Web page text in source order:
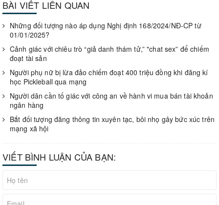
BÀI VIẾT LIÊN QUAN
Những đối tượng nào áp dụng Nghị định 168/2024/NĐ-CP từ
01/01/2025?
Cảnh giác với chiêu trò “giả danh thám tử,” "chat sex” để chiếm
đoạt tài sản
Người phụ nữ bị lừa đảo chiếm đoạt 400 triệu đồng khi đăng kí
học Pickleball qua mạng
Người dân cần tố giác với công an về hành vi mua bán tài khoản
ngân hàng
Bắt đối tượng đăng thông tin xuyên tạc, bôi nhọ gây bức xúc trên
mạng xã hội
VIẾT BÌNH LUẬN CỦA BẠN: